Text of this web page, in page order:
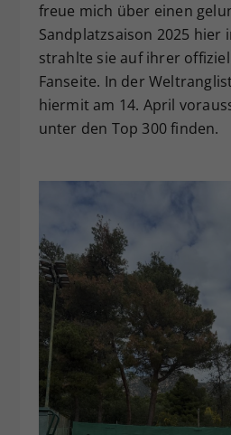
freue mich über einen
Sandplatzsaison 2025 hier
strahlte sie auf ihrer
Fanseite. In der
hiermit am 14. April
unter den Top 300 finden.